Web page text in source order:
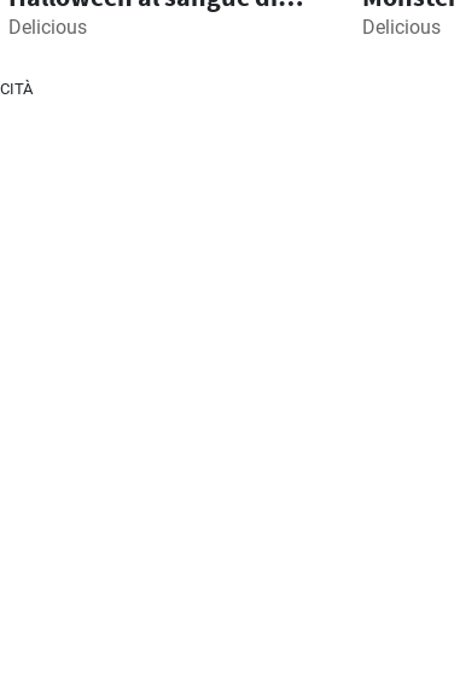
vampiro
Delicious Delicious